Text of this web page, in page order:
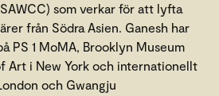
som verkar för att lyfta
från Södra Asien. Ganesh har
PS 1 MoMA, Brooklyn Museum
Art i New York och internationellt
och Gwangju